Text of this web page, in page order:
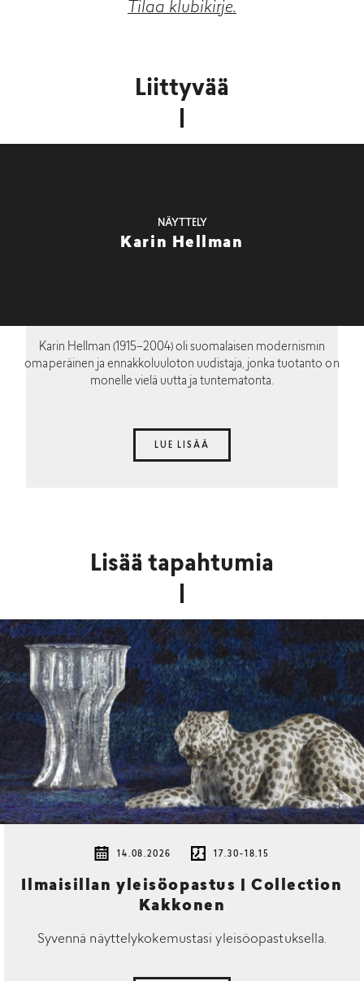
Tilaa klubikirje.
Liittyvää
NÄYTTELY
Karin Hellman
Karin Hellman (1915–2004) oli suomalaisen modernismin
omaperäinen ja ennakkoluuloton uudistaja, jonka tuotanto on
monelle vielä uutta ja tuntematonta.
LUE LISÄÄ
Lisää tapahtumia
14.08.2026 17.30-18.15
Ilmaisillan yleisöopastus | Collection
Kakkonen
Syvennä näyttelykokemustasi yleisöopastuksella.